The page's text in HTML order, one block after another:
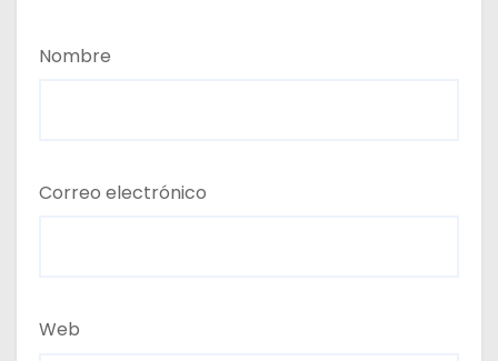
Nombre
Correo electrónico
Web